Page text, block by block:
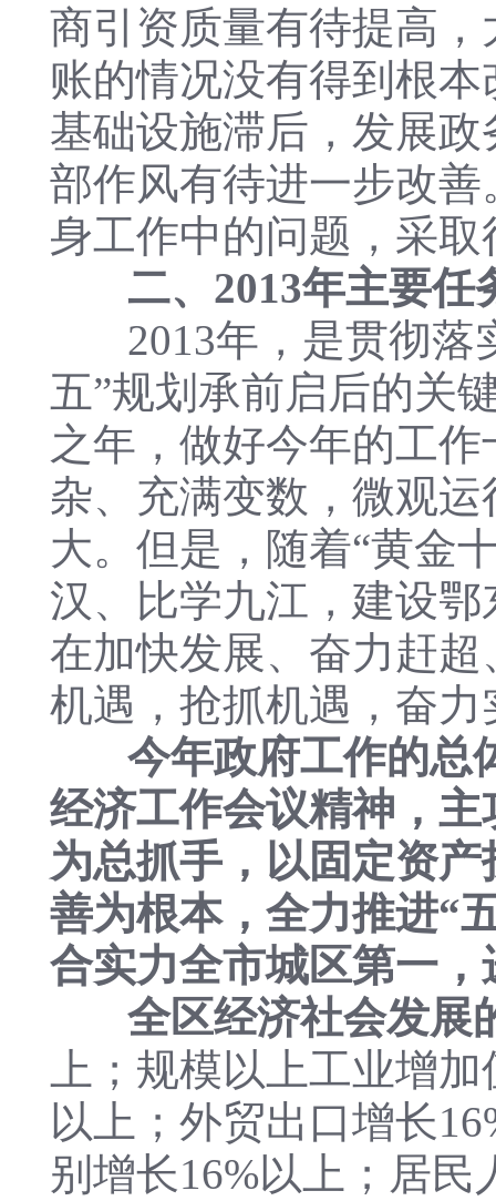
商引资质量有待提高
账的情况没有得到根
基础设施滞后，发展
部作风有待进一步改
身工作中的问题，采
二、2013年主要任
2013年，是贯彻落
五”规划承前启后的关
之年，做好今年的工
杂、充满变数，微观
大。但是，随着“黄金
汉、比学九江，建设
在加快发展、奋力赶
机遇，抢抓机遇，奋
今年政府工作的总
经济工作会议精神，
为总抓手，以固定资
善为根本，全力推进“
合实力全市城区第一
全区经济社会发展
上；规模以上工业增
以上；外贸出口增长
别增长16%以上；居